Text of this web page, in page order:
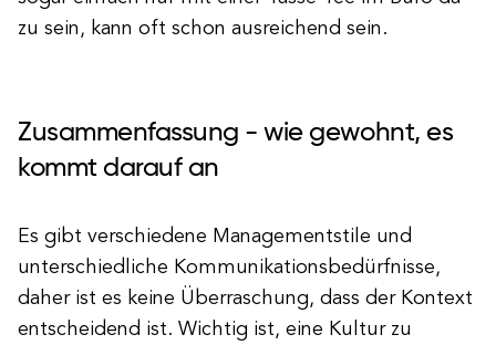
zu sein, kann oft schon ausreichend sein.
Zusammenfassung - wie gewohnt, es
kommt darauf an
Es gibt verschiedene Managementstile und
unterschiedliche Kommunikationsbedürfnisse,
daher ist es keine Überraschung, dass der Kontext
entscheidend ist. Wichtig ist, eine Kultur zu